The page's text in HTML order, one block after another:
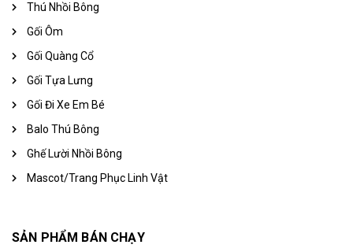
Thú Nhồi Bông
Gối Ôm
Gối Quàng Cổ
Gối Tựa Lưng
Gối Đi Xe Em Bé
Balo Thú Bông
Ghế Lười Nhồi Bông
Mascot/Trang Phục Linh Vật
SẢN PHẨM BÁN CHẠY